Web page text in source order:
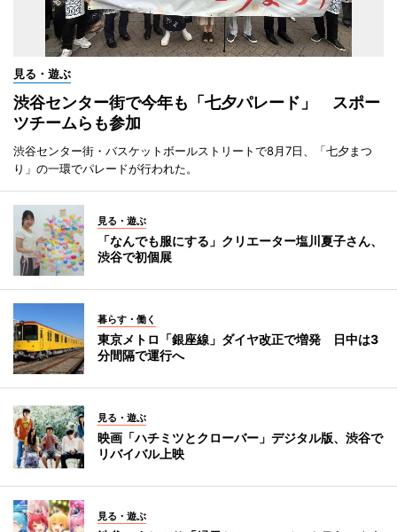
見る・遊ぶ
渋谷センター街で今年も「七夕パレード」 スポー
ツチームらも参加
渋谷センター街・バスケットボールストリートで8月7日、「七夕まつ
り」の一環でパレードが行われた。
見る・遊ぶ
「なんでも服にする」クリエーター塩川夏子さん、
渋谷で初個展
暮らす・働く
東京メトロ「銀座線」ダイヤ改正で増発 日中は3
分間隔で運行へ
見る・遊ぶ
映画「ハチミツとクローバー」デジタル版、渋谷で
リバイバル上映
見る・遊ぶ